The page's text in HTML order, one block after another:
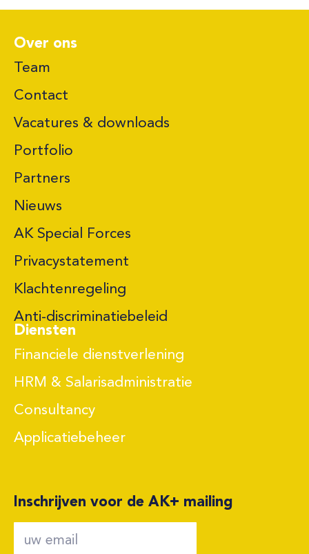
Over ons
Team
Contact
Vacatures & downloads
Portfolio
Partners
Nieuws
AK Special Forces
Privacystatement
Klachtenregeling
Anti-discriminatiebeleid
Diensten
Financiele dienstverlening
HRM & Salarisadministratie
Consultancy
Applicatiebeheer
Inschrijven voor de AK+ mailing